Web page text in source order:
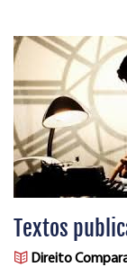
Textos
Direito